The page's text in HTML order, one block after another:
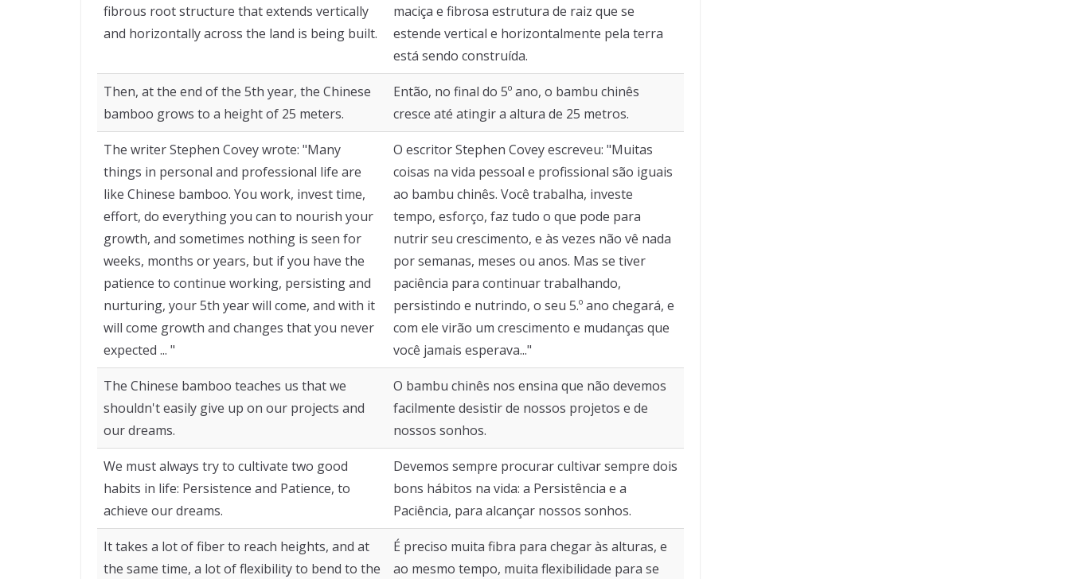
fibrous root structure that extends vertically
and horizontally across the land is being built.
maciça e fibrosa estrutura de raiz que se
estende vertical e horizontalmente pela terra
está sendo construída.
Then, at the end of the 5th year, the Chinese
bamboo grows to a height of 25 meters.
Então, no final do 5º ano, o bambu chinês
cresce até atingir a altura de 25 metros.
The writer Stephen Covey wrote: "Many
things in personal and professional life are
like Chinese bamboo. You work, invest time,
effort, do everything you can to nourish your
growth, and sometimes nothing is seen for
weeks, months or years, but if you have the
patience to continue working, persisting and
nurturing, your 5th year will come, and with it
will come growth and changes that you never
expected ... "
O escritor Stephen Covey escreveu: "Muitas
coisas na vida pessoal e profissional são iguais
ao bambu chinês. Você trabalha, investe
tempo, esforço, faz tudo o que pode para
nutrir seu crescimento, e às vezes não vê nada
por semanas, meses ou anos. Mas se tiver
paciência para continuar trabalhando,
persistindo e nutrindo, o seu 5.º ano chegará, e
com ele virão um crescimento e mudanças que
você jamais esperava..."
The Chinese bamboo teaches us that we
shouldn't easily give up on our projects and
our dreams.
O bambu chinês nos ensina que não devemos
facilmente desistir de nossos projetos e de
nossos sonhos.
We must always try to cultivate two good
habits in life: Persistence and Patience, to
achieve our dreams.
Devemos sempre procurar cultivar sempre dois
bons hábitos na vida: a Persistência e a
Paciência, para alcançar nossos sonhos.
It takes a lot of fiber to reach heights, and at
the same time, a lot of flexibility to bend to the
É preciso muita fibra para chegar às alturas, e
ao mesmo tempo, muita flexibilidade para se